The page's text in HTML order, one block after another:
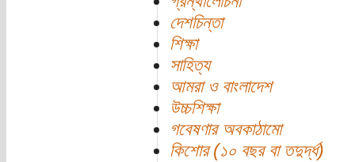
দেশচিন্তা
শিক্ষা
সাহিত্য
আমরা ও বাংলাদেশ
উচ্চশিক্ষা
গবেষণার অবকাঠামো
কিশোর (১০ বছর বা তদুর্দ্ধ)